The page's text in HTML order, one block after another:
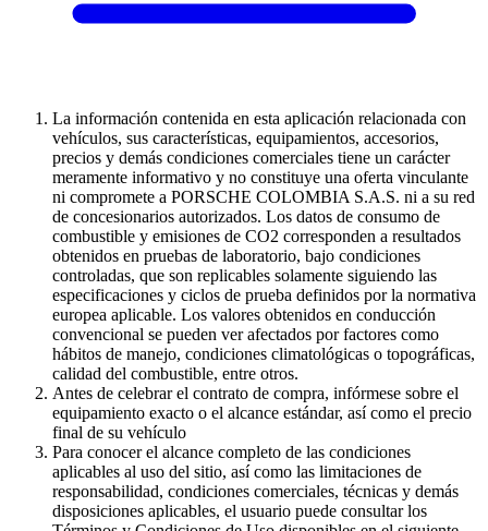
La información contenida en esta aplicación relacionada con
vehículos, sus características, equipamientos, accesorios,
precios y demás condiciones comerciales tiene un carácter
meramente informativo y no constituye una oferta vinculante
ni compromete a PORSCHE COLOMBIA S.A.S. ni a su red
de concesionarios autorizados. Los datos de consumo de
combustible y emisiones de CO2 corresponden a resultados
obtenidos en pruebas de laboratorio, bajo condiciones
controladas, que son replicables solamente siguiendo las
especificaciones y ciclos de prueba definidos por la normativa
europea aplicable. Los valores obtenidos en conducción
convencional se pueden ver afectados por factores como
hábitos de manejo, condiciones climatológicas o topográficas,
calidad del combustible, entre otros.
Antes de celebrar el contrato de compra, infórmese sobre el
equipamiento exacto o el alcance estándar, así como el precio
final de su vehículo
Para conocer el alcance completo de las condiciones
aplicables al uso del sitio, así como las limitaciones de
responsabilidad, condiciones comerciales, técnicas y demás
disposiciones aplicables, el usuario puede consultar los